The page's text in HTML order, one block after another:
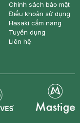
Chính sách bảo mật
Điều khoản sử dụng
Hasaki cẩm nang
Tuyển dụng
Liên hệ